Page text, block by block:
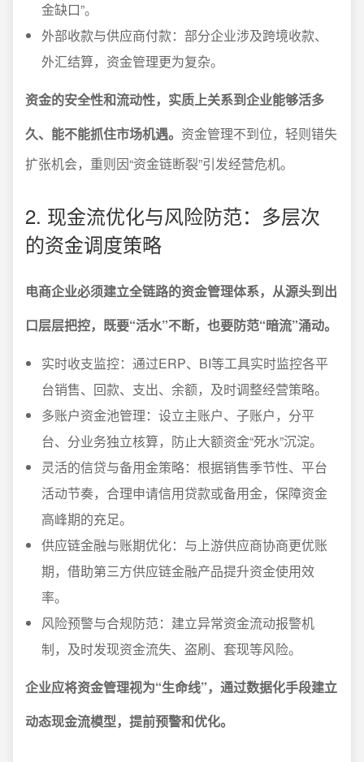
金缺口”。
外部收款与供应商付款：部分企业涉及跨境收款、
外汇结算，资金管理更为复杂。
资金的安全性和流动性，实质上关系到企业能够活多
久、能不能抓住市场机遇。 资金管理不到位，轻则错失
扩张机会，重则因“资金链断裂”引发经营危机。
2. 现金流优化与风险防范：多层次
的资金调度策略
电商企业必须建立全链路的资金管理体系，从源头到出
口层层把控，既要“活水”不断，也要防范“暗流”涌动。
实时收支监控：通过ERP、BI等工具实时监控各平
台销售、回款、支出、余额，及时调整经营策略。
多账户资金池管理：设立主账户、子账户，分平
台、分业务独立核算，防止大额资金“死水”沉淀。
灵活的信贷与备用金策略：根据销售季节性、平台
活动节奏，合理申请信用贷款或备用金，保障资金
高峰期的充足。
供应链金融与账期优化：与上游供应商协商更优账
期，借助第三方供应链金融产品提升资金使用效
率。
风险预警与合规防范：建立异常资金流动报警机
制，及时发现资金流失、盗刷、套现等风险。
企业应将资金管理视为“生命线”，通过数据化手段建立
动态现金流模型，提前预警和优化。